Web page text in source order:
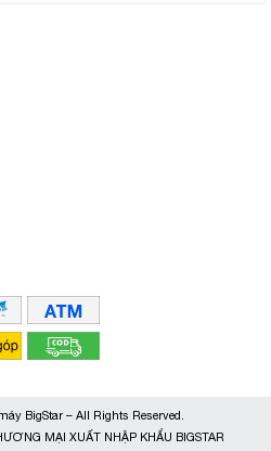
BigStar – All Rights Reserved.
MẠI XUẤT NHẬP KHẨU BIGSTAR